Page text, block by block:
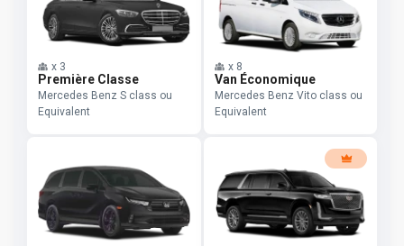
x 3
Première Classe
Mercedes Benz S class ou
Equivalent
x 8
Van Économique
Mercedes Benz Vito class ou
Equivalent